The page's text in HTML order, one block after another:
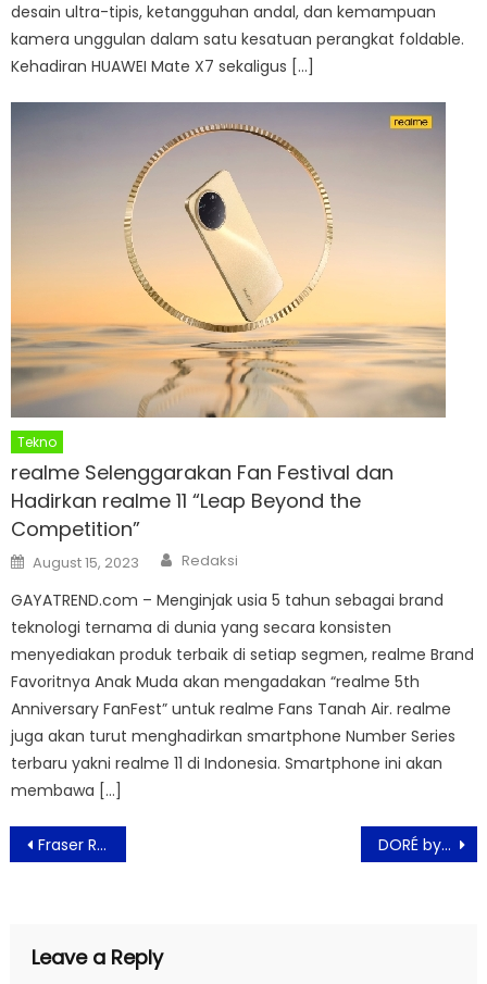
desain ultra-tipis, ketangguhan andal, dan kemampuan
kamera unggulan dalam satu kesatuan perangkat foldable.
Kehadiran HUAWEI Mate X7 sekaligus […]
Tekno
realme Selenggarakan Fan Festival dan
Hadirkan realme 11 “Leap Beyond the
Competition”
Posted
on
August 15, 2023 Author
Redaksi
GAYATREND.com – Menginjak usia 5 tahun sebagai brand
teknologi ternama di dunia yang secara konsisten
menyediakan produk terbaik di setiap segmen, realme Brand
Favoritnya Anak Muda akan mengadakan “realme 5th
Anniversary FanFest” untuk realme Fans Tanah Air. realme
juga akan turut menghadirkan smartphone Number Series
terbaru yakni realme 11 di Indonesia. Smartphone ini akan
membawa […]
Post
navigation
Fraser Residence Sudirman Jakarta Menawarkan Hidangan Internasional DORÉ by LeTAO Kembali Membuat Kreasi Mooncake di Perayaan Mid-Autumn Festival
Leave a Reply